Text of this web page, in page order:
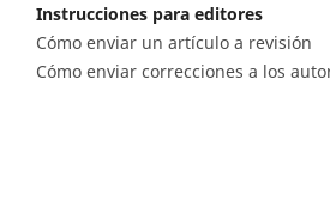
Instrucciones para editores
Cómo enviar un artículo a revisión
Cómo enviar correcciones a los